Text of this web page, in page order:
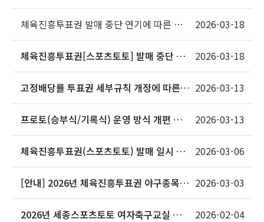
체육진흥투표권 발매 중단 연기에 따른 상 2026-03-18
체육진흥투표권[스포츠토토] 발매 중단 연 2026-03-18
고정배당률 투표권 세부규칙 개정에 따른 2026-03-13
프로토(승부식/기록식) 운영 방식 개편 안 2026-03-13
체육진흥투표권(스포츠토토) 발매 일시 중 2026-03-06
[안내] 2026년 체육진흥투표권 야구종목 2026-03-03
2026년 세종스포츠토토 여자축구교실 서브 2026-02-04